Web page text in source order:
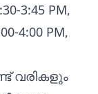
3:45 PM,
4:00 PM,
വരികളും